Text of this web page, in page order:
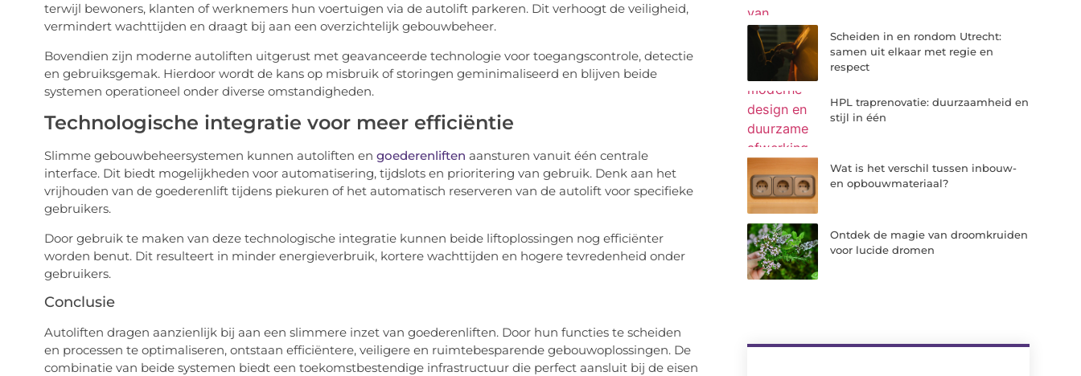
terwijl bewoners, klanten of werknemers hun voertuigen via de autolift parkeren. Dit verhoogt de veiligheid,
vermindert wachttijden en draagt bij aan een overzichtelijk gebouwbeheer.
Bovendien zijn moderne autoliften uitgerust met geavanceerde technologie voor toegangscontrole, detectie
en gebruiksgemak. Hierdoor wordt de kans op misbruik of storingen geminimaliseerd en blijven beide
systemen operationeel onder diverse omstandigheden.
Technologische integratie voor meer efficiëntie
Slimme gebouwbeheersystemen kunnen autoliften en goederenliften aansturen vanuit één centrale
interface. Dit biedt mogelijkheden voor automatisering, tijdslots en prioritering van gebruik. Denk aan het
vrijhouden van de goederenlift tijdens piekuren of het automatisch reserveren van de autolift voor specifieke
gebruikers.
Door gebruik te maken van deze technologische integratie kunnen beide liftoplossingen nog efficiënter
worden benut. Dit resulteert in minder energieverbruik, kortere wachttijden en hogere tevredenheid onder
gebruikers.
Conclusie
Autoliften dragen aanzienlijk bij aan een slimmere inzet van goederenliften. Door hun functies te scheiden
en processen te optimaliseren, ontstaan efficiëntere, veiligere en ruimtebesparende gebouwoplossingen. De
combinatie van beide systemen biedt een toekomstbestendige infrastructuur die perfect aansluit bij de eisen
Scheiden in en rondom Utrecht:
samen uit elkaar met regie en
respect
HPL traprenovatie: duurzaamheid en
stijl in één
Wat is het verschil tussen inbouw-
en opbouwmateriaal?
Ontdek de magie van droomkruiden
voor lucide dromen